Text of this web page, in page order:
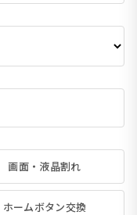
画面・液晶割れ
ホームボタン交換